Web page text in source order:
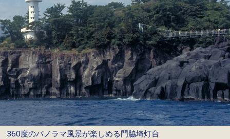
360度のパノラマ風景が楽しめる門脇埼灯台